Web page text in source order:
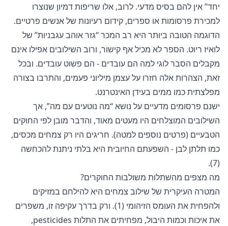
יחד” אין להם בסיס מדעי. לרוב, אלו שריפות דמיון שנוצרו
למכירת פרסומות או ספרים, קידום רעיונות של אנשים פרטיים.
הדוגמה הטובה ביותר היא רב המכר “גזר אוהב עגבניות” של
לואיז ריוט. הספר לא מכיל אף קישור, ורוב השילובים אפילו אינם
מקבלים הסבר לוגי למה הם עובדים - הם פשוט עובדים. ובכל
זאת, הצהרות אלה חזרו על עצמן מיליוני פעמים, והתרבו בצורה
מפלצתית כמו ממים בעידן האינטרנט.
ישנם פרסומים מדעיים על נושא “מה נוטעים עם מה”, אך
השילובים המוצלחים היו מעטים מאוד, והדבר מובן לפי החוקים
הטבעיים (פרטים נוספים למטה). חריגים היו רק צמחים מכסים,
כמו תלתן לבן - השפעתם החיובית היא בלתי ניתנת להכחשה
(7).
מה מצפים מהשתלות משולבות החוקרים?
המטרה העיקרית של שילוב צמחים היא להילחם במזיקים
ולהפחית את העומס הזיהומי (1). ורק בדרך עקיפה זו, משפרים
את איכות וכמות היבול, מפחיתים את התלות pesticides,